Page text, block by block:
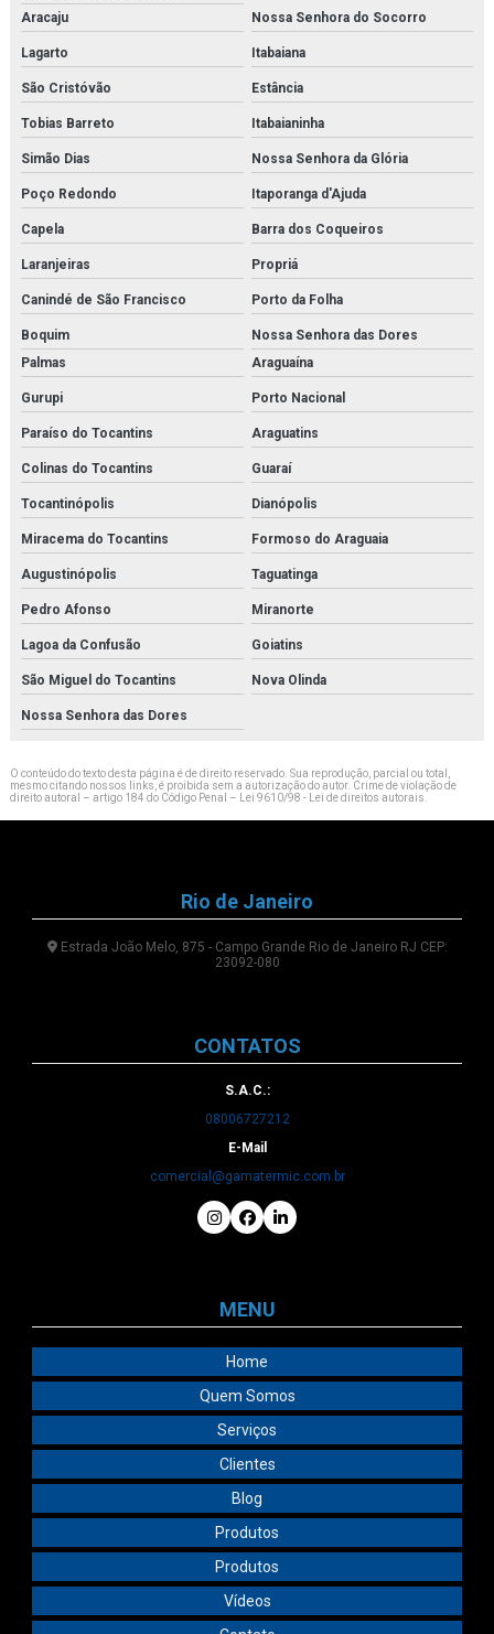
Aracaju
Nossa Senhora do Socorro
Lagarto Itabaiana
São Cristóvão Estância
Tobias Barreto Itabaianinha
Simão Dias Nossa Senhora da Glória
Poço Redondo Itaporanga d'Ajuda
Capela Barra dos Coqueiros
Laranjeiras Propriá
Canindé de São Francisco Porto da Folha
Boquim
Nossa Senhora das Dores
Palmas
Araguaína
Gurupi Porto Nacional
Paraíso do Tocantins Araguatins
Colinas do Tocantins Guaraí
Tocantinópolis Dianópolis
Miracema do Tocantins Formoso do Araguaia
Augustinópolis Taguatinga
Pedro Afonso Miranorte
Lagoa da Confusão Goiatins
São Miguel do Tocantins Nova Olinda
Nossa Senhora das Dores
O conteúdo do texto desta página é de direito reservado. Sua reprodução, parcial ou total,
mesmo citando nossos links, é proibida sem a autorização do autor. Crime de violação de
direito autoral – artigo 184 do Código Penal –
Lei 9610/98 - Lei de direitos autorais
Rio de Janeiro
Estrada João Melo, 875 - Campo Grande Rio de Janeiro RJ CEP:
23092-080
CONTATOS
S.A.C.:
08006727212
E-Mail
comercial@gamatermic.com.br
MENU
Home
Quem Somos
Serviços
Clientes
Blog
Produtos
Produtos
Vídeos